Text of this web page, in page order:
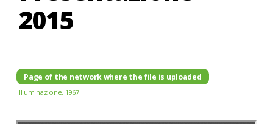
2015
Page of the network where the file is uploaded
Illuminazione. 1967